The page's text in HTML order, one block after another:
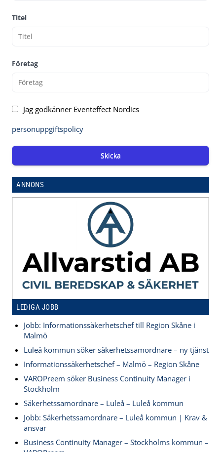
Titel
Företag
Jag godkänner Eventeffect Nordics
personuppgiftspolicy
Skicka
ANNONS
LEDIGA JOBB
Jobb: Informationssäkerhetschef till Region Skåne i
Malmö
Luleå kommun söker säkerhetssamordnare – ny tjänst
Informationssäkerhetschef – Malmö – Region Skåne
VAROPreem söker Business Continuity Manager i
Stockholm
Säkerhetssamordnare – Luleå – Luleå kommun
Jobb: Säkerhetssamordnare – Luleå kommun | Krav &
ansvar
Business Continuity Manager – Stockholms kommun –